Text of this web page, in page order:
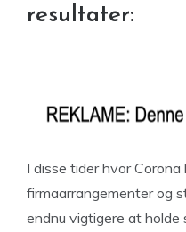
resultater:
I disse tider hvor
firmaarrangementer og
endnu vigtigere at holde